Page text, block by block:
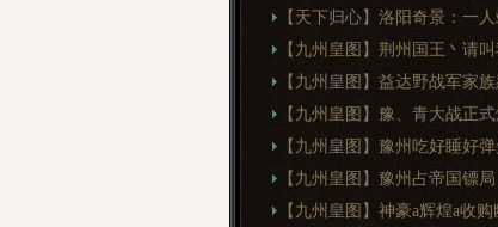
【天下归心】洛阳奇景：一
【九州皇图】荆州国王丶请
【九州皇图】益达野战军家
【九州皇图】豫、青大战正
【九州皇图】豫州吃好睡好
【九州皇图】豫州占帝国镖
【九州皇图】神豪a辉煌a收